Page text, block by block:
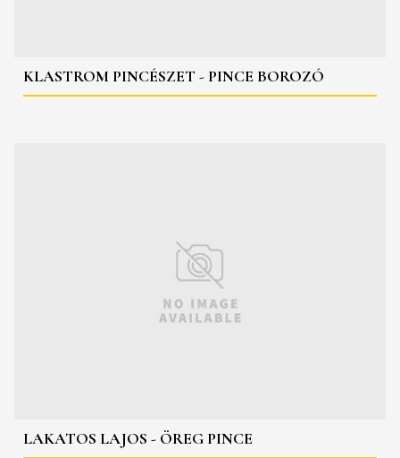
KLASTROM PINCÉSZET - PINCE BOROZÓ
LAKATOS LAJOS - ÖREG PINCE